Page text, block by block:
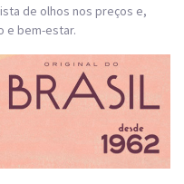
de olhos nos preços e,
e bem-estar.